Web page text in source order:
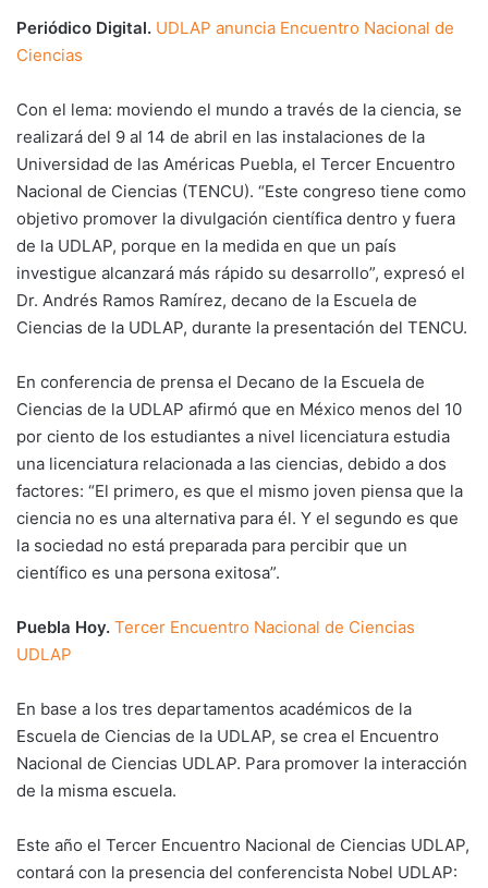
Periódico Digital. UDLAP anuncia Encuentro Nacional de
Ciencias
Con el lema: moviendo el mundo a través de la ciencia, se
realizará del 9 al 14 de abril en las instalaciones de la
Universidad de las Américas Puebla, el Tercer Encuentro
Nacional de Ciencias (TENCU). “Este congreso tiene como
objetivo promover la divulgación científica dentro y fuera
de la UDLAP, porque en la medida en que un país
investigue alcanzará más rápido su desarrollo”, expresó el
Dr. Andrés Ramos Ramírez, decano de la Escuela de
Ciencias de la UDLAP, durante la presentación del TENCU.
En conferencia de prensa el Decano de la Escuela de
Ciencias de la UDLAP afirmó que en México menos del 10
por ciento de los estudiantes a nivel licenciatura estudia
una licenciatura relacionada a las ciencias, debido a dos
factores: “El primero, es que el mismo joven piensa que la
ciencia no es una alternativa para él. Y el segundo es que
la sociedad no está preparada para percibir que un
científico es una persona exitosa”.
Puebla Hoy. Tercer Encuentro Nacional de Ciencias
UDLAP
En base a los tres departamentos académicos de la
Escuela de Ciencias de la UDLAP, se crea el Encuentro
Nacional de Ciencias UDLAP. Para promover la interacción
de la misma escuela.
Este año el Tercer Encuentro Nacional de Ciencias UDLAP,
contará con la presencia del conferencista Nobel UDLAP: